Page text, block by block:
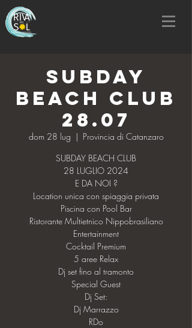
SUBDAY
BEACH CLUB
28.07
dom 28 lug
  |
Provincia di Catanzaro
SUBDAY BEACH CLUB
28 LUGLIO 2024
E DA NOI ?
Location unica con spiaggia privata
Piscina con Pool Bar
Ristorante Multietnico Nippobrasiliano
Entertainment
Cocktail Premium
5 aree Relax
Dj set fino al tramonto
Special Guest
Dj Set:
Dj Marrazzo
RDo